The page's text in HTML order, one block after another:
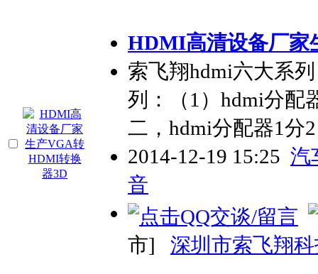
HDMI高清设备厂家
索飞翔hdmi六大系
列：（1）hdmi分配
二，hdmi分配器1分
2014-12-19 15:25 汽
音
市] 深圳市索飞翔